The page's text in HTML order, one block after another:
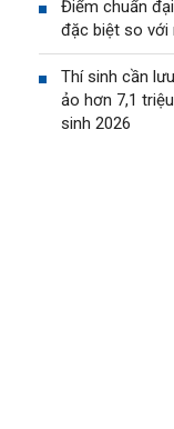
Điểm chuẩn
đặc biệt so với
Thí sinh cần
ảo hơn 7,1
sinh 2026